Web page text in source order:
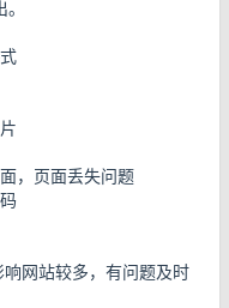
，页面丢失问题
网站较多，有问题及时